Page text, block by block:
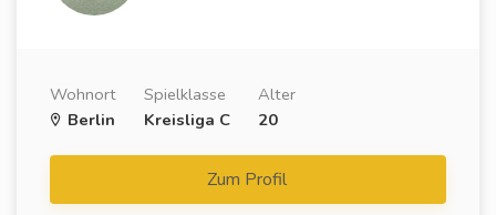
Wohnort
Berlin
Spielklasse
Kreisliga C
Alter
20
Zum Profil